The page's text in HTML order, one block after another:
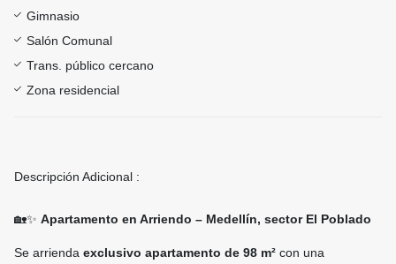
Gimnasio
Salón Comunal
Trans. público cercano
Zona residencial
Descripción Adicional :
🏡✨ Apartamento en Arriendo – Medellín, sector El Poblado
Se arrienda exclusivo apartamento de 98 m² con una